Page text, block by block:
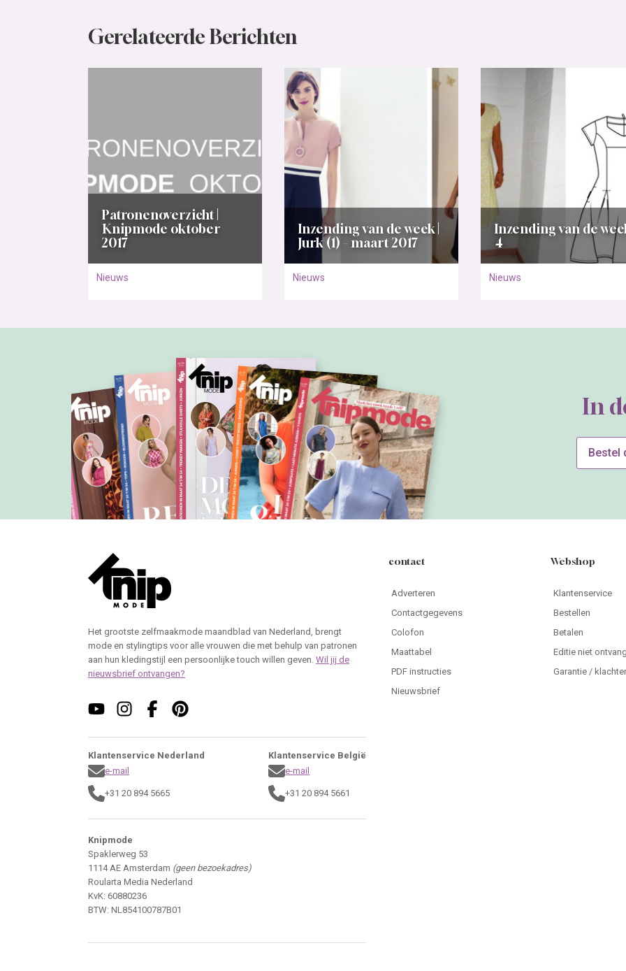
Gerelateerde Berichten
Patronenoverzicht |
Knipmode oktober
2017
Nieuws
Inzending van de week |
Jurk (1) – maart 2017
Nieuws
Inzending van de
4
Nieuws
In
Bestel
Het grootste zelfmaakmode maandblad van Nederland, brengt
mode en stylingtips voor alle vrouwen die met behulp van patronen
aan hun kledingstijl een persoonlijke touch willen geven. Wil jij de
nieuwsbrief ontvangen?
Klantenservice Nederland
e-mail
+31 20 894 5665
Klantenservice België
e-mail
+31 20 894 5661
Knipmode
Spaklerweg 53
1114 AE Amsterdam (geen bezoekadres)
Roularta Media Nederland
KvK: 60880236
BTW: NL854100787B01
contact
Adverteren
Contactgegevens
Colofon
Maattabel
PDF instructies
Nieuwsbrief
Webshop
Klantenservice
Bestellen
Betalen
Editie niet
Garantie /